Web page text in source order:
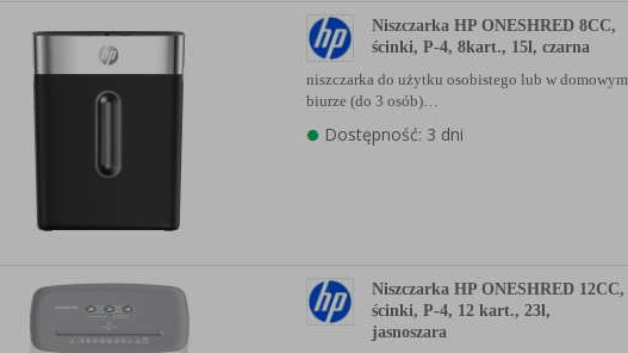
Niszczarka HP ONESHRED 8CC,
ścinki, P-4, 8kart., 15l, czarna
niszczarka do użytku osobistego lub w domowym
biurze (do 3 osób)…
Dostępność: 3 dni
Niszczarka HP ONESHRED 12CC,
ścinki, P-4, 12 kart., 23l,
jasnoszara